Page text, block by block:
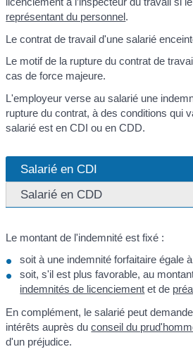
représentant du personnel.
Le contrat de travail d'une salarié
Le motif de la rupture du contrat de
cas de force majeure.
L'employeur verse au salarié une
rupture du contrat, à des conditions qui
salarié est en CDI ou en CDD.
Salarié en CDI
Salarié en CDD
Le montant de l'indemnité est fixé :
soit à une indemnité forfaitaire égale
soit, s'il est plus favorable, au
indemnités de licenciement et de
En complément, le salarié peut
intérêts auprès duconseil du
d'un préjudice.